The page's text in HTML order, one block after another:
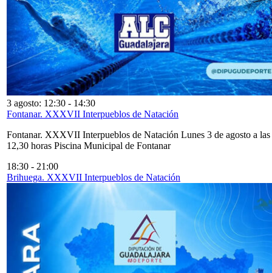
3 agosto: 12:30 - 14:30
Fontanar. XXXVII Interpueblos de Natación
Fontanar. XXXVII Interpueblos de Natación Lunes 3 de agosto a las
12,30 horas Piscina Municipal de Fontanar
18:30 - 21:00
Brihuega. XXXVII Interpueblos de Natación